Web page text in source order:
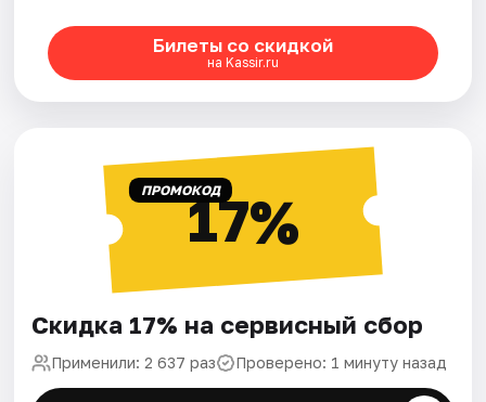
Билеты со скидкой
на Kassir.ru
ПРОМОКОД17%
Скидка 17% на сервисный сбор
Применили: 2 637 раз Проверено: 1 минуту назад